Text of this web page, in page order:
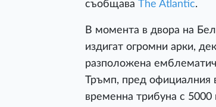
съобщава The Atlantic.
В момента в двора на
издигат огромни арки,
разположена
Тръмп, пред официалния
временна трибуна с 5000